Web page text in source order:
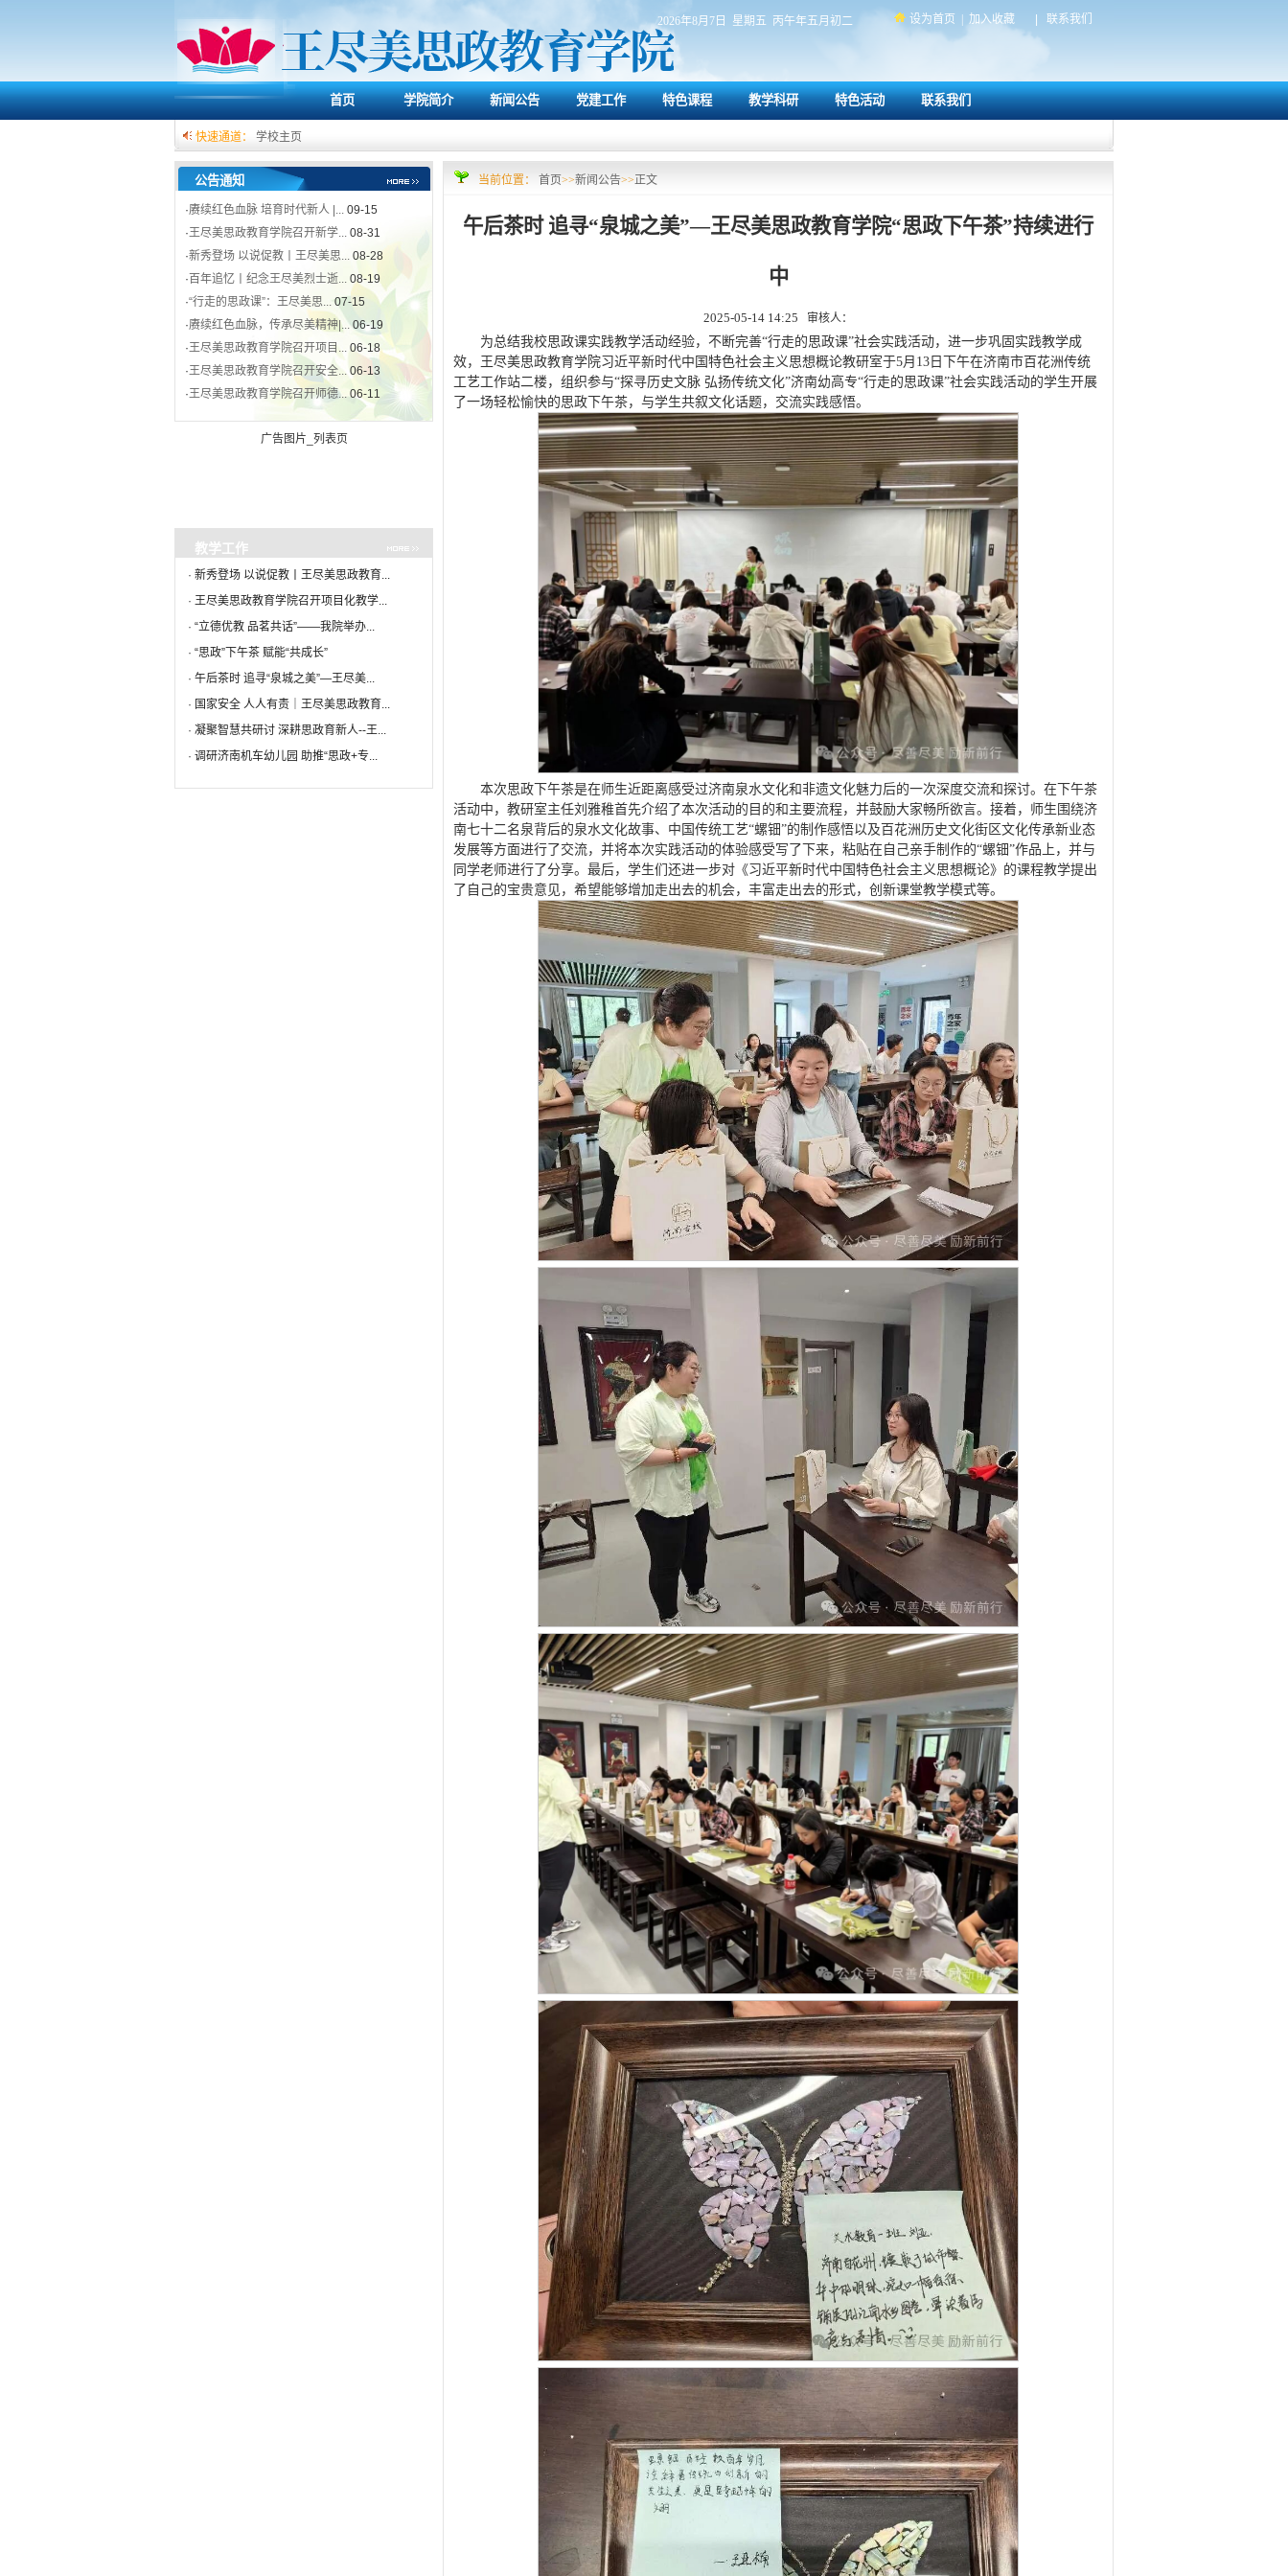
2026年8月7日 星期五 丙午年五月初二 设为首页 加入收藏 联系我们
首页 学院简介 新闻公告 党建工作 特色课程 教学科研 特色活动 联系我们
快速通道： 学校主页
公告通知
赓续红色血脉 培育时代新人 |...
·王尽美思政教育学院召开新学...
08-31
·新秀登场 以说促教丨王尽美思...
08-28
·百年追忆丨纪念王尽美烈士逝...
08-19
·“行走的思政课”：王尽美思... 07-15
·赓续红色血脉，传承尽美精神|... 06-19
·王尽美思政教育学院召开项目... 06-18
·王尽美思政教育学院召开安全...
06-13
·王尽美思政教育学院召开师德... 06-11
赓续红色血脉 培育时代新人 |...
09-15
王尽美思政教育学院召开项目...
王尽美思政教育学院召开安全...
06-13
广告图片_列表页
教学工作
· 新秀登场 以说促教丨王尽美思政教育...
· 王尽美思政教育学院召开项目化教学...
· “立德优教 品茗共话”——我院举办...
· “思政”下午茶 赋能“共成长”
· 午后茶时 追寻“泉城之美”—王尽美...
· 国家安全 人人有责｜王尽美思政教育...
· 凝聚智慧共研讨 深耕思政育新人--王...
· 调研济南机车幼儿园 助推“思政+专...
当前位置： 首页>>新闻公告>>正文
午后茶时 追寻“泉城之美”—王尽美思政教育学院“思政下午茶”持续进行
中
2025-05-14 14:25 审核人：
为总结我校思政课实践教学活动经验，不断完善“行走的思政课”社会实践活动，进一步巩固实践教学成
效，王尽美思政教育学院习近平新时代中国特色社会主义思想概论教研室于5月13日下午在济南市百花洲传统
工艺工作站二楼，组织参与“探寻历史文脉 弘扬传统文化”济南幼高专“行走的思政课”社会实践活动的学生开展
了一场轻松愉快的思政下午茶，与学生共叙文化话题，交流实践感悟。
本次思政下午茶是在师生近距离感受过济南泉水文化和非遗文化魅力后的一次深度交流和探讨。在下午茶
活动中，教研室主任刘雅稚首先介绍了本次活动的目的和主要流程，并鼓励大家畅所欲言。接着，师生围绕济
南七十二名泉背后的泉水文化故事、中国传统工艺“螺钿”的制作感悟以及百花洲历史文化街区文化传承新业态
发展等方面进行了交流，并将本次实践活动的体验感受写了下来，粘贴在自己亲手制作的“螺钿”作品上，并与
同学老师进行了分享。最后，学生们还进一步对《习近平新时代中国特色社会主义思想概论》的课程教学提出
了自己的宝贵意见，希望能够增加走出去的机会，丰富走出去的形式，创新课堂教学模式等。